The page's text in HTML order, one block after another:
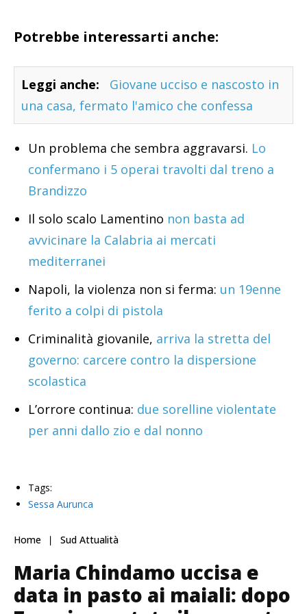
Potrebbe interessarti anche:
Leggi anche:
Giovane ucciso e nascosto in
una casa, fermato l'amico che confessa
Un problema che sembra aggravarsi. Lo
confermano i 5 operai travolti dal treno a
Brandizzo
Il solo scalo Lamentino non basta ad
avvicinare la Calabria ai mercati
mediterranei
Napoli, la violenza non si ferma: un 19enne
ferito a colpi di pistola
Criminalità giovanile, arriva la stretta del
governo: carcere contro la dispersione
scolastica
L’orrore continua: due sorelline violentate
per anni dallo zio e dal nonno
Tags:
Sessa Aurunca
Home Sud Attualità
Maria Chindamo uccisa e
data in pasto ai maiali: dopo